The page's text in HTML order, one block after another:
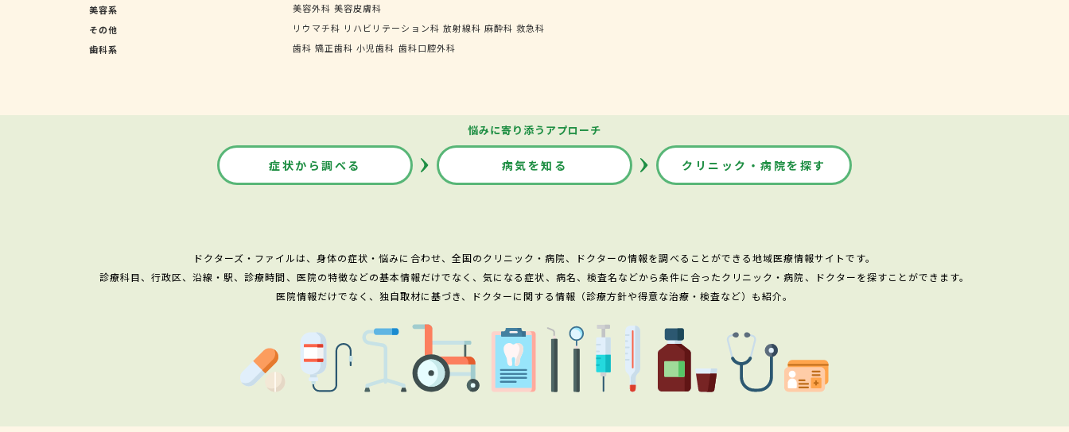
美容系
美容外科 美容皮膚科
その他
リウマチ科 リハビリテーション科 放射線科 麻酔科 救急科
歯科系
歯科 矯正歯科 小児歯科 歯科口腔外科
悩みに寄り添うアプローチ
症状から調べる 病気を知る クリニック・病院を探す
ドクターズ・ファイルは、身体の症状・悩みに合わせ、全国のクリニック・病院、ドクターの情報を調べることができる地域医療情報サイトです。
診療科目、行政区、沿線・駅、診療時間、医院の特徴などの基本情報だけでなく、気になる症状、病名、検査名などから条件に合ったクリニック・病院、ドクターを探すことができます。
医院情報だけでなく、独自取材に基づき、ドクターに関する情報（診療方針や得意な治療・検査など）も紹介。